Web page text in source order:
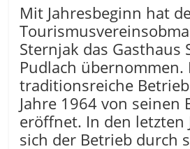
Mit Jahresbeginn hat
Sternjak das Gasthaus
Pudlach übernommen.
traditionsreiche
Jahre 1964 von seinen
eröffnet. In den letzten
sich der Betrieb durch